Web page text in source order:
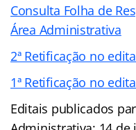
Consulta Folha de
Área Administrativa
2ª Retificação no
1ª Retificação no
Editais publicados